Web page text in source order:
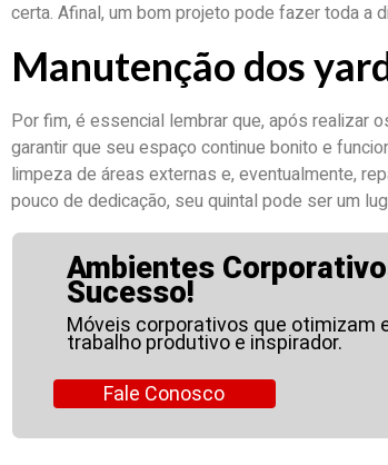
certa. Afinal, um bom projeto pode fazer toda a
Manutenção dos
Por fim, é essencial lembrar que, após realizar
garantir que seu espaço continue bonito e
limpeza de áreas externas e, eventualmente,
pouco de dedicação, seu quintal pode ser um
Ambientes
Sucesso!
Móveis corporativos que otimizam
trabalho produtivo e inspirador.
Fale Conosco